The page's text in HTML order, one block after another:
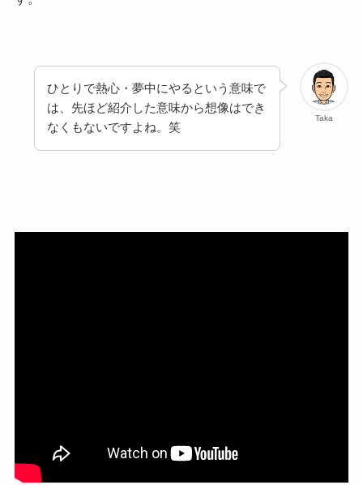
Taka
ひとりで熱心・夢中にやるという意味で
は、先ほど紹介した意味から想像はでき
なくもないですよね。笑